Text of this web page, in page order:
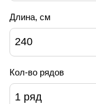
Длина, см
240
Кол-во рядов
1 ряд